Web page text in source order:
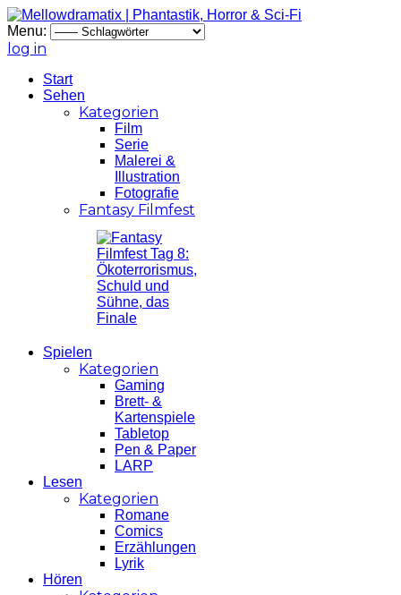
Menu:
log in
Start
Sehen
Kategorien
Film
Serie
Malerei &
Illustration
Fotografie
Fantasy Filmfest
Spielen
Kategorien
Gaming
Brett- &
Kartenspiele
Tabletop
Pen & Paper
LARP
Lesen
Kategorien
Romane
Comics
Erzählungen
Lyrik
Hören